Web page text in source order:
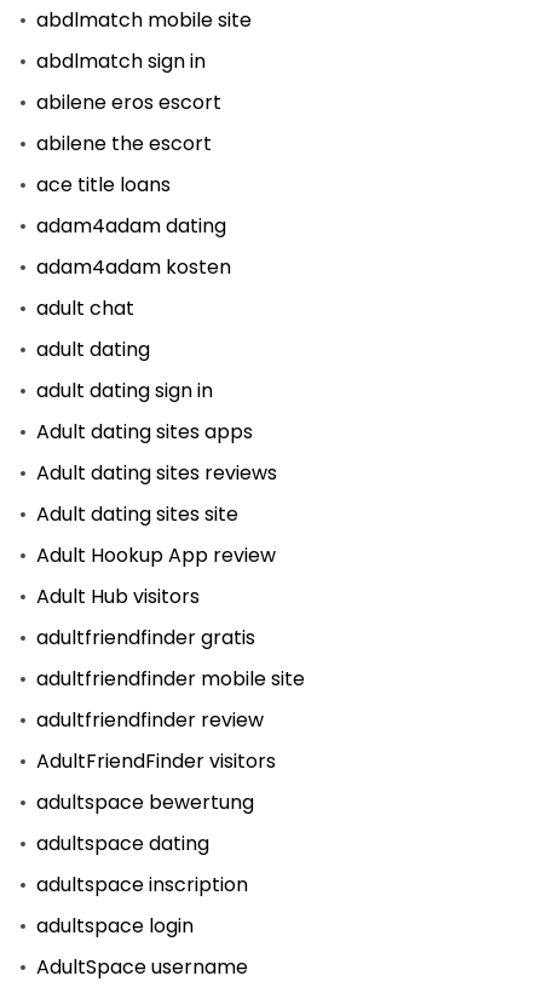
abdlmatch mobile site
abdlmatch sign in
abilene eros escort
abilene the escort
ace title loans
adam4adam dating
adam4adam kosten
adult chat
adult dating
adult dating sign in
Adult dating sites apps
Adult dating sites reviews
Adult dating sites site
Adult Hookup App review
Adult Hub visitors
adultfriendfinder gratis
adultfriendfinder mobile site
adultfriendfinder review
AdultFriendFinder visitors
adultspace bewertung
adultspace dating
adultspace inscription
adultspace login
AdultSpace username